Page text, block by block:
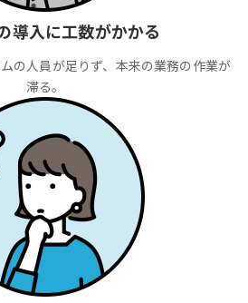
導入に工数がかかる
の人員が足りず、本来の業務の作業が
滞る。